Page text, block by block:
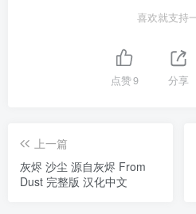
喜欢就支持
点赞9 分享
上一篇
灰烬 沙尘 源自灰烬 From
Dust 完整版 汉化中文